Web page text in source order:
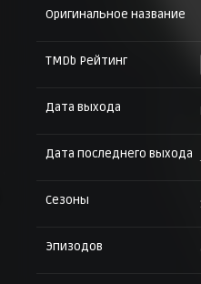
Оригинальное название
TMDb Рейтинг
Дата выхода
Дата последнего выхода
Сезоны
Эпизодов